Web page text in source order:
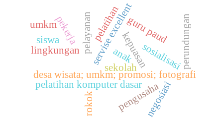
desa wisata; umkm; promosi; fotografi
sekolah
lingkungan sosialisasiperundungan
servise excellentkepuasan
pelayanan guru paud
pelatihan komputer dasar
pengusaha
pekerja
negosiasi
siswa
rokok
umkm pelatihan
anak